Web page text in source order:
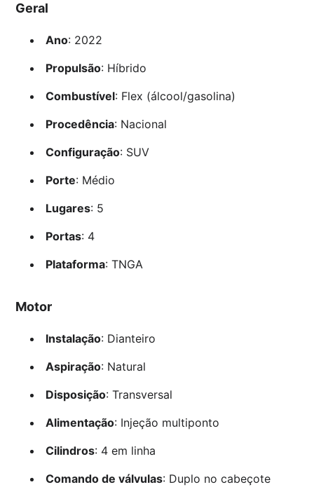
Geral
Ano: 2022
Propulsão: Híbrido
Combustível: Flex (álcool/gasolina)
Procedência: Nacional
Configuração: SUV
Porte: Médio
Lugares: 5
Portas: 4
Plataforma: TNGA
Motor
Instalação: Dianteiro
Aspiração: Natural
Disposição: Transversal
Alimentação: Injeção multiponto
Cilindros: 4 em linha
Comando de válvulas: Duplo no cabeçote